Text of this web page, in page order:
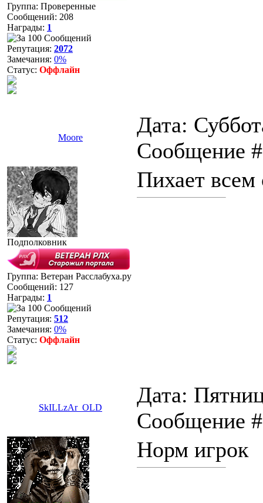
Группа: Проверенные
Сообщений: 208
Награды: 1
Репутация: 2072
Замечания: 0%
Статус: Оффлайн
Moore
Дата:
Сообщение
Подполковник
Группа: Ветеран Расслабуха.ру
Сообщений: 127
Награды: 1
Репутация: 512
Замечания: 0%
Статус: Оффлайн
Пихает
SkILLzAr_OLD
Дата:
Сообщение
Норм игрок